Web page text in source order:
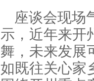
座谈会现场
示，近年来开
舞，未来发展
如既往关心家